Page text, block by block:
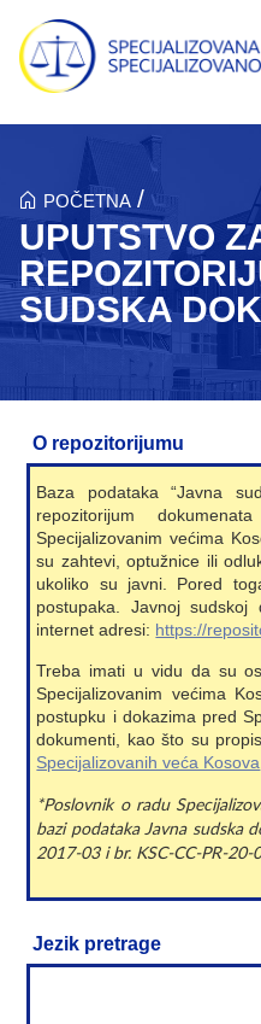
Skip to main content
POČETNA /
UPUTSTVO
SUDSKA
O repozitorijumu
Baza podataka “Javna
repozitorijum
Specijalizovanim većima
su zahtevi, optužnice ili
ukoliko su javni. Pored
postupaka. Javnoj
internet adresi: https://
Treba imati u vidu da su
Specijalizovanim većima
postupku i dokazima pred
dokumenti, kao što su
Specijalizovanih veća Kosova
*Poslovnik o radu
bazi podataka Javna sudska
2017-03 i br. KSC-CC-PR-20-
Jezik pretrage